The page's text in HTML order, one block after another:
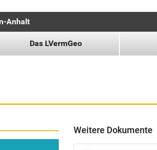
Anhalt
Das LVermGeo
Weitere Dokumente